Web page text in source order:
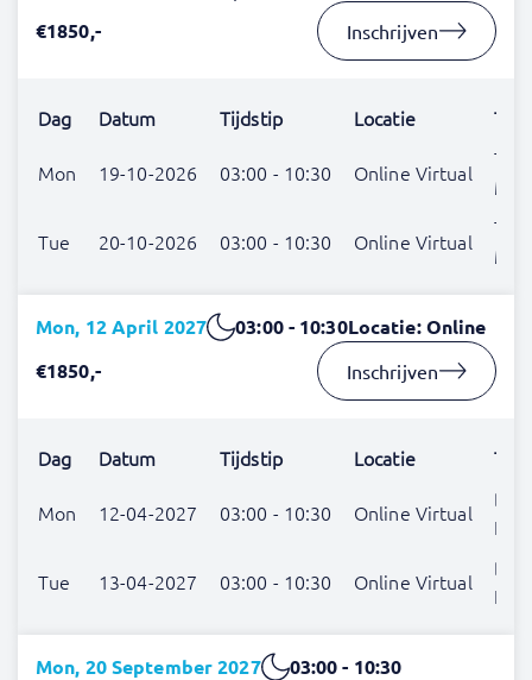
€1850,-
Inschrijven
Dag Datum Tijdstip Locatie
Mon 19-10-2026 03:00 - 10:30 Online Virtual
Tue 20-10-2026 03:00 - 10:30 Online Virtual
Mon, 12 April 2027 03:00 - 10:30Locatie: Online
€1850,-
Inschrijven
Dag Datum Tijdstip Locatie
Mon 12-04-2027 03:00 - 10:30 Online Virtual
Ben
Tue 13-04-2027 03:00 - 10:30 Online Virtual
Ben
Mon, 20 September 2027
03:00 - 10:30